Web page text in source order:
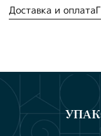
Доставка и оплата